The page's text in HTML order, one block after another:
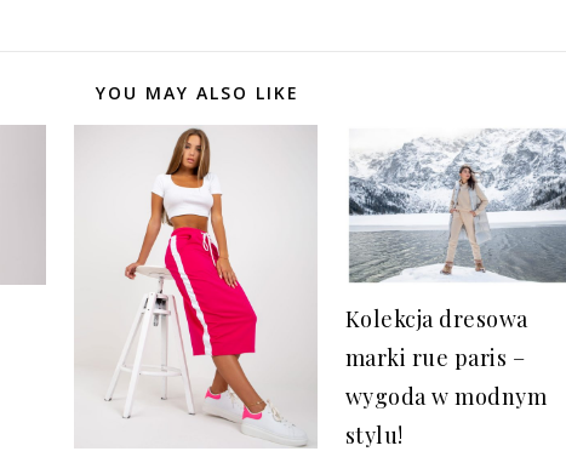
YOU MAY ALSO LIKE
Kolekcja dresowa
marki rue paris –
wygoda w modnym
stylu!